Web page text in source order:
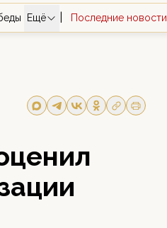
Ещё Последние новости